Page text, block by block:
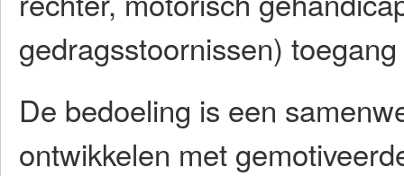
gedragsstoornissen)
De bedoeling is een
ontwikkelen met